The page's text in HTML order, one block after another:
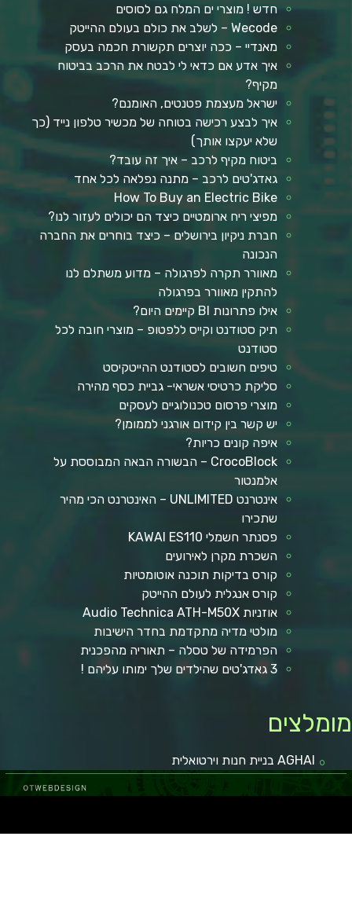
חדש ! מוצרי ים המלח גם לסוסים
Wecode – לשלב את כולם בעולם ההייטק
מאנדיי – ככה יוצרים תקשורת חכמה בעסק
איך אדע אם כדאי לי לבטח את הרכב בביטוח
מקיף?
ישראל מעצמת פטנטים, האומנם?
איך לבצע רכישה בטוחה של מכשיר טלפון נייד (כך
שלא יעקצו אותך)
ביטוח מקיף לרכב – איך זה עובד?
גאדג'טים לרכב – מתנה נפלאה לכל אחד
How To Buy an Electric Bike
מפיצי ריח ארומטיים כיצד הם יכולים לעזור לנו?
חברת ניקיון בירושלים – כיצד בוחרים את החברה
הנכונה
מאוורר תקרה לפרגולה – מדוע משתלם לנו
להתקין מאוורר בפרגולה
אילו פתרונות BI קיימים היום?
תיק סטודנט וקייס ללפטופ – מוצרי חובה לכל
סטודנט
טיפים חשובים לסטודנט ההייטקיסט
סליקת כרטיסי אשראי- גביית כסף מהירה
מוצרי פרסום טכנולוגיים לעסקים
יש קשר בין קידום אורגני לממומן?
איפה קונים כריות?
CrocoBlock – הבשורה הבאה המבוססת על
אלמנטור
אינטרנט UNLIMITED – האינטרנט הכי מהיר
שתכירו
פסנתר חשמלי KAWAI ES110
השכרת מקרן לאירועים
קורס בדיקות תוכנה אוטומטיות
קורס אנגלית לעולם ההייטק
אוזניות Audio Technica ATH-M50X
מולטי מדיה מתקדמת בחדר הישיבות
הפרמידה של טסלה – תאוריה מהפכנית
3 גאדג'טים שהילדים שלך ימותו עליהם !
AGHAI בניית חנות וירטואלית